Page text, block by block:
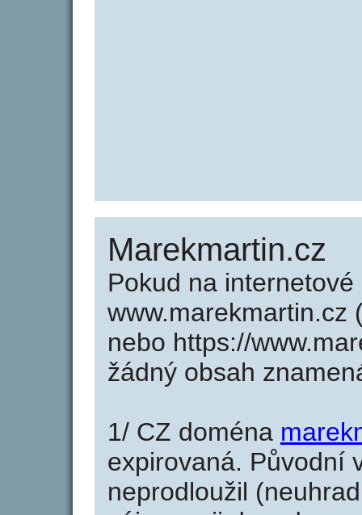
Marekmartin.cz
Pokud na internetové
www.marekmartin.cz
nebo https://
žádný obsah
1/ CZ doména
expirovaná. Původní
neprodloužil